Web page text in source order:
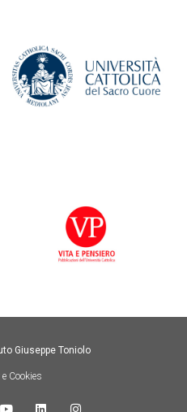
Giuseppe Toniolo
Cookies